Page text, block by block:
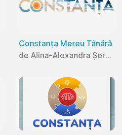
Constanța Mereu Tânără
de Alina-Alexandra Șerban